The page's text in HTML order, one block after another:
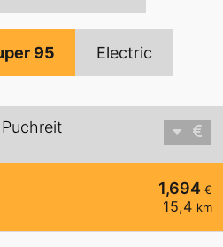
95 Electric
1,694 €
15,4 km